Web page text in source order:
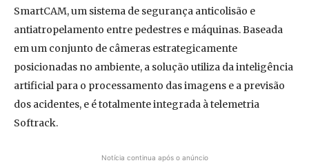
SmartCAM, um sistema de segurança anticolisão e
antiatropelamento entre pedestres e máquinas. Baseada
em um conjunto de câmeras estrategicamente
posicionadas no ambiente, a solução utiliza da inteligência
artificial para o processamento das imagens e a previsão
dos acidentes, e é totalmente integrada à telemetria
Softrack.
Notícia continua após o anúncio